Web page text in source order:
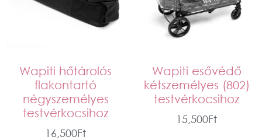
Wapiti hőtárolós
flakontartó
négyszemélyes
testvérkocsihoz
16,500Ft
Wapiti esővédő
kétszemélyes (802)
testvérkocsihoz
15,500Ft